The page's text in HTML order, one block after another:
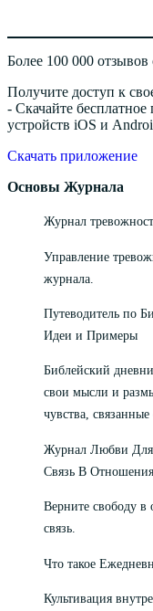
Более 100 000 отзывов
Получите доступ к
- Скачайте
устройств iOS и
Скачать приложение
Основы Журнала
Журнал
Управление
журнала.
Путеводитель по
Идеи и Примеры
Библейский
свои мысли и
чувства,
Журнал Любви
Связь В
Верните свободу в
связь.
Что такое
Культивация